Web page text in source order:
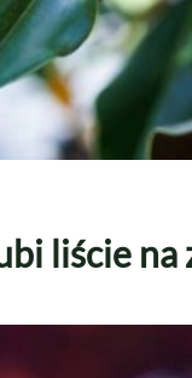
liście